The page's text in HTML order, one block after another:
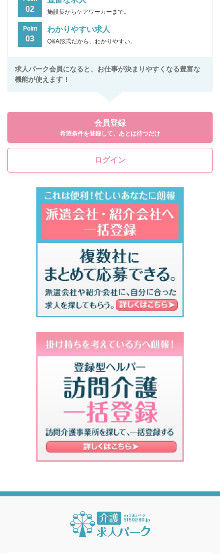
02 施設長からケアワーカーまで。
Point
03
わかりやすい求人
Q&A形式だから、わかりやすい。
求人パーク会員になると、お仕事が決まりやすくなる豊富な
機能が使えます！
会員登録
希望条件を登録して、あとは待つだけ
ログイン